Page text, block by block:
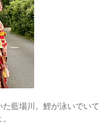
藍場川。鯉が泳いでいて